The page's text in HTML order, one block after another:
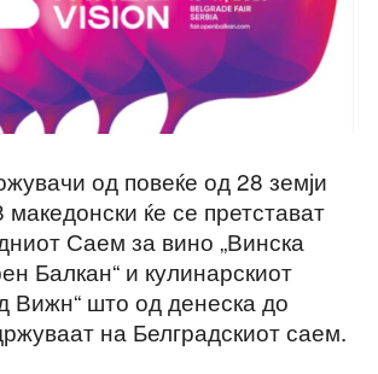
од повеќе од 28 земји
македонски ќе се претстават
Саем за вино „Винска
Балкан“ и кулинарскиот
Вижн“ што од денеска до
на Белградскиот саем.